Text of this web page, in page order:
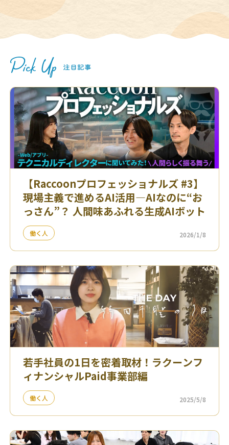
【Raccoonプロフェッショナルズ #3】
現場主義で進めるAI活用—AIなのに“お
っさん”？ 人間味あふれる生成AIボット
働く人 2026/1/8
若手社員の1日を密着取材！ラクーンフ
ィナンシャルPaid事業部編
働く人 2025/5/8